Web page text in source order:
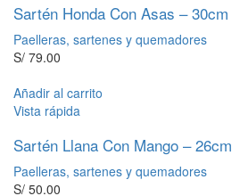
Sartén Honda Con Asas – 30cm
Paelleras, sartenes y quemadores
S/ 79.00
Añadir al carrito
Vista rápida
Sartén Llana Con Mango – 26cm
Paelleras, sartenes y quemadores
S/ 50.00